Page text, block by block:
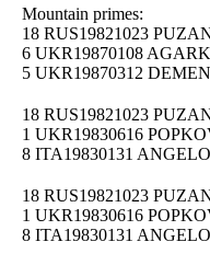
Mountain primes:
18 RUS19821023
6 UKR19870108
5 UKR19870312
18 RUS19821023
1 UKR19830616
8 ITA19830131
18 RUS19821023
1 UKR19830616
8 ITA19830131